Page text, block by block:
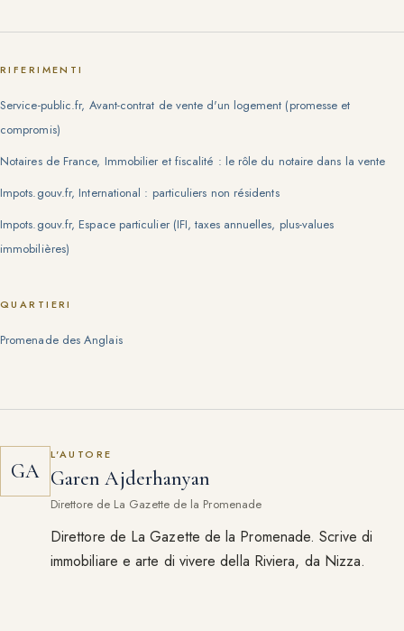
RIFERIMENTI
Service-public.fr, Avant-contrat de vente d'un logement (promesse et
compromis)
Notaires de France, Immobilier et fiscalité : le rôle du notaire dans la vente
Impots.gouv.fr, International : particuliers non résidents
Impots.gouv.fr, Espace particulier (IFI, taxes annuelles, plus-values
immobilières)
QUARTIERI
Promenade des Anglais
GA
L'AUTORE
Garen Ajderhanyan
Direttore de La Gazette de la Promenade
Direttore de La Gazette de la Promenade. Scrive di
immobiliare e arte di vivere della Riviera, da Nizza.